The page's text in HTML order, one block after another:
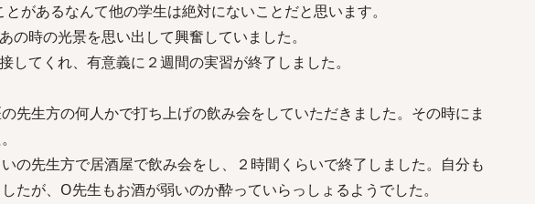
があるなんて他の学生は絶対にないことだと思います。
の時の光景を思い出して興奮していました。
してくれ、有意義に２週間の実習が終了しました。
先生方の何人かで打ち上げの飲み会をしていただきました。その時にま
の先生方で居酒屋で飲み会をし、２時間くらいで終了しました。自分も
たが、O先生もお酒が弱いのか酔っていらっしょるようでした。